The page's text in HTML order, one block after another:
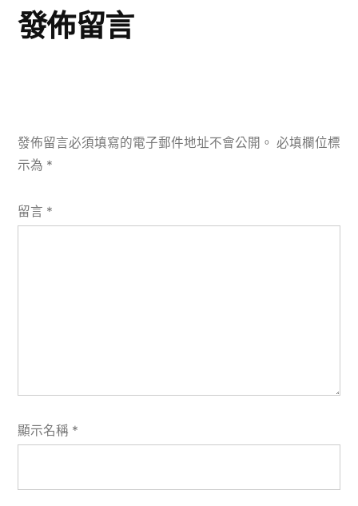
發佈留言
發佈留言必須填寫的電子郵件地址不會公開。 必填欄位標
示為 *
留言 *
顯示名稱 *